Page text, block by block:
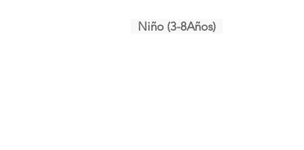
Niño (3-8Años)